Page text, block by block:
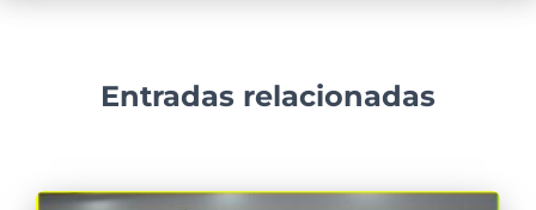
Entradas relacionadas